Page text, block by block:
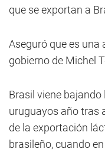
que se exportan a
Aseguró que es una
gobierno de Michel
Brasil viene
uruguayos año tras
de la exportación
brasileño, cuando